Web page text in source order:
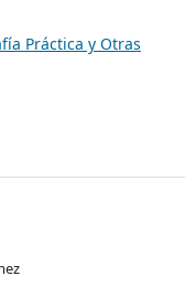
Práctica y Otras